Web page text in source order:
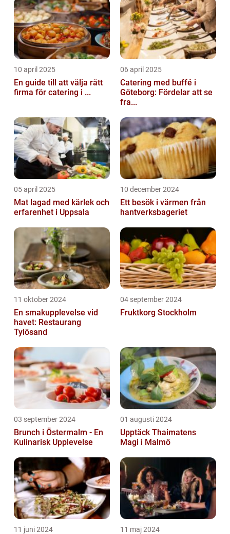
10 april 2025
En guide till att välja rätt
firma för catering i ...
06 april 2025
Catering med buffé i
Göteborg: Fördelar att se
fra...
05 april 2025
Mat lagad med kärlek och
erfarenhet i Uppsala
10 december 2024
Ett besök i värmen från
hantverksbageriet
11 oktober 2024
En smakupplevelse vid
havet: Restaurang
Tylösand
04 september 2024
Fruktkorg Stockholm
03 september 2024
Brunch i Östermalm - En
Kulinarisk Upplevelse
01 augusti 2024
Upptäck Thaimatens
Magi i Malmö
11 juni 2024 11 maj 2024